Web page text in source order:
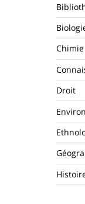
Chimie
Droit